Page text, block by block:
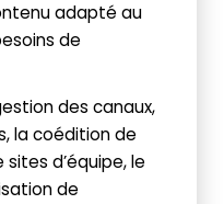
adapté au
de
des canaux,
la coédition de
d’équipe, le
de